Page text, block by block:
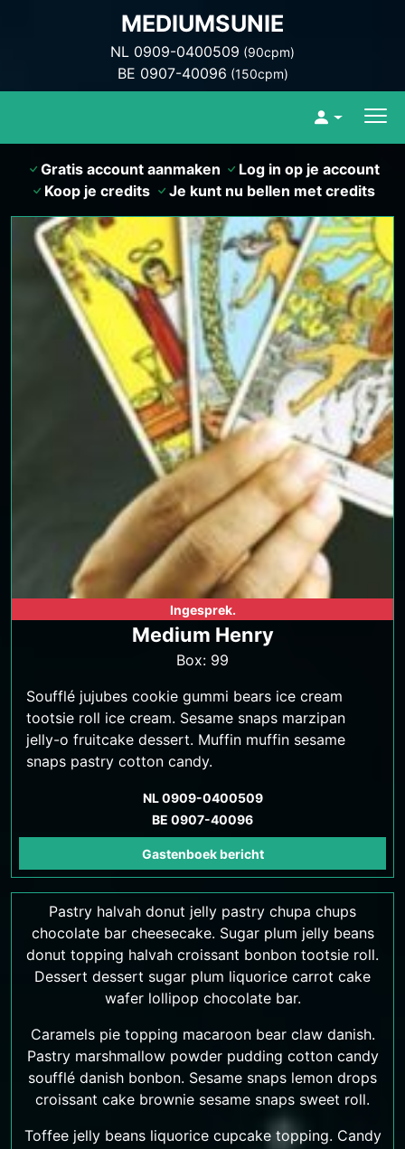
MEDIUMSUNIE
NL 0909-0400509 (90cpm)
BE 0907-40096 (150cpm)
Gratis account aanmaken
Log in op je account
Koop je credits
Je kunt nu bellen met credits
Ingesprek.
Medium Henry
Box: 99
Soufflé jujubes cookie gummi bears ice cream
tootsie roll ice cream. Sesame snaps marzipan
jelly-o fruitcake dessert. Muffin muffin sesame
snaps pastry cotton candy.
NL 0909-0400509
BE 0907-40096
Gastenboek bericht
Pastry halvah donut jelly pastry chupa chups
chocolate bar cheesecake. Sugar plum jelly beans
donut topping halvah croissant bonbon tootsie roll.
Dessert dessert sugar plum liquorice carrot cake
wafer lollipop chocolate bar.
Caramels pie topping macaroon bear claw danish.
Pastry marshmallow powder pudding cotton candy
soufflé danish bonbon. Sesame snaps lemon drops
croissant cake brownie sesame snaps sweet roll.
Toffee jelly beans liquorice cupcake topping. Candy